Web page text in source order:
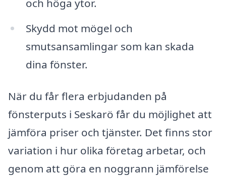
och höga ytor.
Skydd mot mögel och
smutsansamlingar som kan skada
dina fönster.
När du får flera erbjudanden på
fönsterputs i Seskarö får du möjlighet att
jämföra priser och tjänster. Det finns stor
variation i hur olika företag arbetar, och
genom att göra en noggrann jämförelse